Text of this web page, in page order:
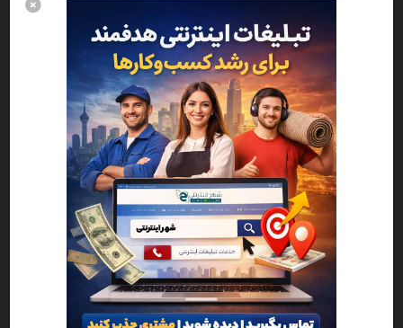
کلینیک زیبایی دکتر مهشید طالبی
کلینیک زیبایی و پوست و مو
کلینیک زیبایی دکتر مهشید طالبی با
خدمات تخصصی زیبایی پوست و مو، جوانسازی در محیطی آرام و
حرفه‌ای. برای مشاوره و نوبت‌گیری با ما تماس بگیرید
5 %50 تخفیف
ایران، استان تهران، تهران، قمصری، منطقه ۱۴ شهر تهران، شکوفه
کلینیک زیبایی و پوست و مو در پیروزی پرستار بلوار ابوذر شمالی